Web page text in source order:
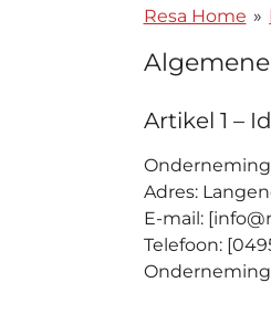
Resa Home »
Artikel 1 –
Adres:
E-mail:
Telefoon: